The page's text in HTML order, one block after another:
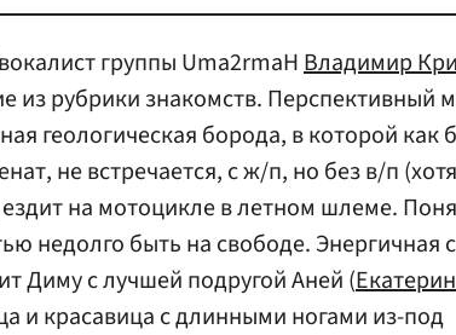
группы Uma2rmaHВладимир
из рубрики знакомств. Перспективный
геологическая борода, в которой как
не встречается, с ж/п, но без в/п
на мотоцикле в летном шлеме.
недолго быть на свободе. Энергичная
Диму с лучшей подругой Аней (
и красавица с длинными ногами из-под